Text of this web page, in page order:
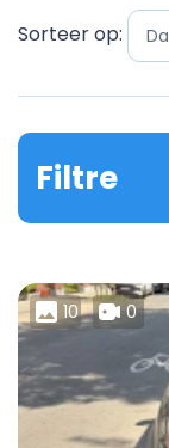
Sorteer op:
Filtre
10 0